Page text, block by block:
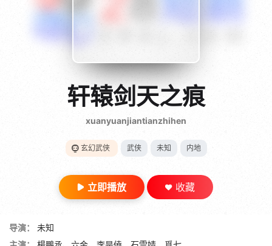
{if condition="$obj.vod_points
gt 0"}
28短剧
轩辕剑天之痕
xuanyuanjiantianzhihen
玄幻武侠 武侠 未知 内地
立即播放 收藏
导演：
未知